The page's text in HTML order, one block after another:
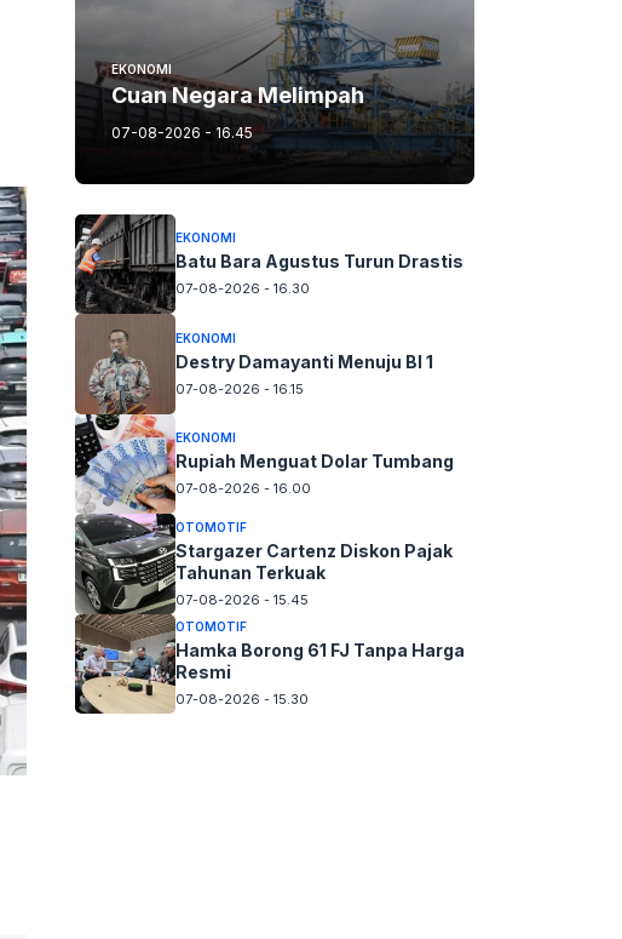
EKONOMI
Cuan Negara Melimpah
07-08-2026 - 16.45
EKONOMI
Batu Bara Agustus Turun Drastis
07-08-2026 - 16.30
EKONOMI
Destry Damayanti Menuju BI 1
07-08-2026 - 16.15
EKONOMI
Rupiah Menguat Dolar Tumbang
07-08-2026 - 16.00
OTOMOTIF
Stargazer Cartenz Diskon Pajak
Tahunan Terkuak
07-08-2026 - 15.45
OTOMOTIF
Hamka Borong 61 FJ Tanpa Harga
Resmi
07-08-2026 - 15.30